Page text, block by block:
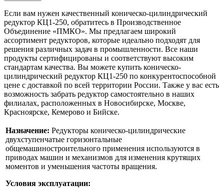
Если вам нужен качественный коническо-цилиндрический
редуктор КЦ1-250, обратитесь в Производственное
Объединение «ПМКО». Мы предлагаем широкий
ассортимент редукторов, которые идеально подходят для
решения различных задач в промышленности. Все наши
продукты сертифицированы и соответствуют высоким
стандартам качества. Вы можете купить коническо-
цилиндрический редуктор КЦ1-250 по конкурентоспособной
цене с доставкой по всей территории России. Также у вас есть
возможность забрать редуктор самостоятельно в наших
филиалах, расположенных в Новосибирске, Москве,
Красноярске, Кемерово и Бийске.
Назначение: Редукторы коническо-цилиндрические
двухступенчатые горизонтальные
общемашиностроительного применения используются в
приводах машин и механизмов для изменения крутящих
моментов и уменьшения частоты вращения.
Условия эксплуатации: